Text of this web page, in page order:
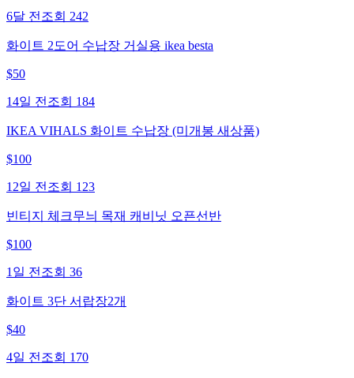
6달 전 조회 242
화이트 2도어 수납장 거실용 ikea besta
$50
14일 전 조회 184
IKEA VIHALS 화이트 수납장 (미개봉 새상품)
$100
12일 전 조회 123
빈티지 체크무늬 목재 캐비닛 오픈선반
$100
1일 전 조회 36
화이트 3단 서랍장2개
$40
4일 전 조회 170